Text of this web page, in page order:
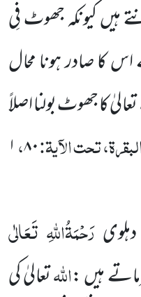
ہیں کیونکہ جھوٹ فِی
کا صادر ہونا محال
تعالیٰ کا جھوٹ بولنا اصلاً
تحت الآیۃ:۸۰،۱
رَحْمَۃُاللہِ تَعَالٰی
ہیں :اللہتعالیٰ کی